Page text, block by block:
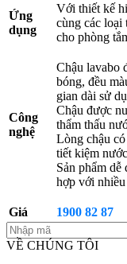
Ứng
dụng
Với thiết kế
cùng các loại
cho phòng
Công
nghệ
Chậu lavabo
bóng, đều
gian dài sử
Chậu được
thẩm thấu
Lòng chậu
tiết kiệm
Sản phẩm
hợp với
Giá 1900 82 87
VỀ CHÚNG TÔI